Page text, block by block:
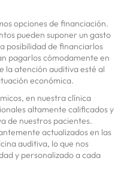
opciones de financiación.
pueden suponer un gasto
posibilidad de financiarlos
pagarlos cómodamente en
la atención auditiva esté al
económica.
en nuestra clínica
altamente calificados y
de nuestros pacientes.
actualizados en las
auditiva, lo que nos
y personalizado a cada